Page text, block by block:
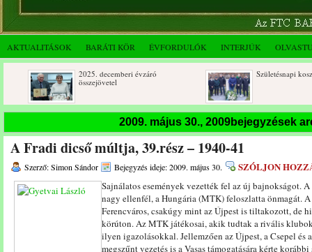
AKTUALITÁSOK BARÁTI KÖR ÉVFORDULÓK INTERJÚK
2025. decemberi évzáró
összejövetel
Születésnapi koszorúzások
2009. május 30., 2009bejegyzések
A Fradi dicső múltja, 39.rész – 1940-41
Szerző: Simon Sándor Bejegyzés ideje: 2009. május 30. SZÓLJON
Sajnálatos események vezették fel az új bajnokságot.
nagy ellenfél, a Hungária (MTK) feloszlatta önmagát.
Ferencváros, csakúgy mint az Újpest is tiltakozott, de
körúton. Az MTK játékosai, akik tudtak a rivális
ilyen igazolásokkal. Jellemzően az Újpest, a Csepel és
megszűnt vezetés is a Vasas támogatására kérte